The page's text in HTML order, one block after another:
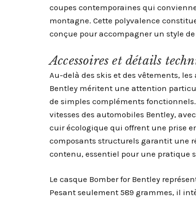
coupes contemporaines qui
montagne. Cette polyvalence
conçue pour accompagner un style
Accessoires et détails
Au-delà des skis et des vêtements,
Bentley méritent une attention
de simples compléments
vitesses des automobiles Bentley,
cuir écologique qui offrent une prise
composants structurels garantit une
contenu, essentiel pour une pratique
Le casque Bomber for Bentley
Pesant seulement 589 grammes, il